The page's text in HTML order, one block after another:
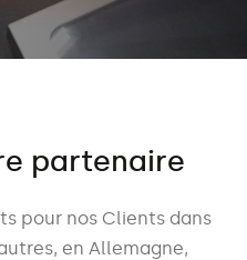
partenaire
pour nos Clients dans
en Allemagne,